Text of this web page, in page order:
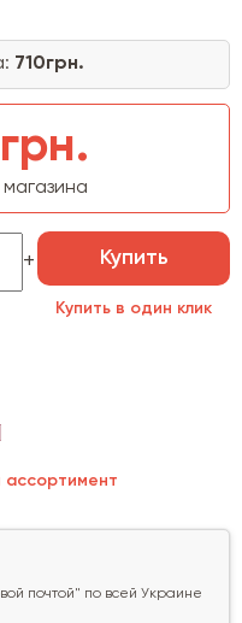
710грн.
Купить
Купить в один клик
ассортимент
почтой" по всей Украине